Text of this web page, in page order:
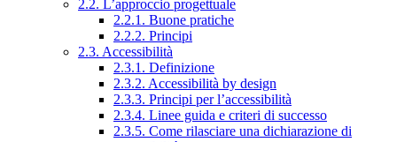
2.2. L’approccio progettuale
2.2.1. Buone pratiche
2.2.2. Principi
2.3. Accessibilità
2.3.1. Definizione
2.3.2. Accessibilità by design
2.3.3. Principi per l’accessibilità
2.3.4. Linee guida e criteri di successo
2.3.5. Come rilasciare una dichiarazione di